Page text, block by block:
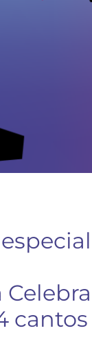
cantos